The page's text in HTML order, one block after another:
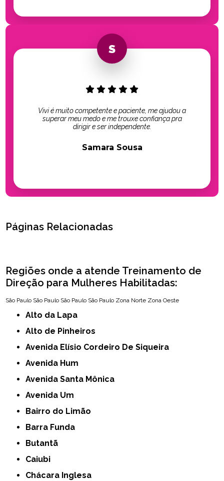
Vivi é muito competente e paciente, me ajudou a
superar meu medo e me trouxe confiança pra
dirigir e ser independente.
Samara Sousa
Páginas Relacionadas
Regiões onde a atende Treinamento de
Direção para Mulheres Habilitadas:
São Paulo São Paulo São Paulo São Paulo Zona Norte Zona Oeste
Alto da Lapa
Alto de Pinheiros
Avenida Elísio Cordeiro De Siqueira
Avenida Hum
Avenida Santa Mônica
Avenida Um
Bairro do Limão
Barra Funda
Butantã
Caiubi
Chácara Inglesa